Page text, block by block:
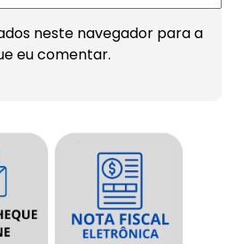
neste navegador para a
eu comentar.